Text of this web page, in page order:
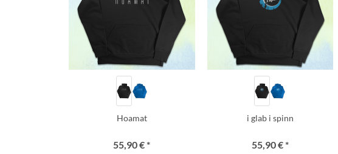
Hoamat
55,90 € *
i glab i spinn
55,90 € *